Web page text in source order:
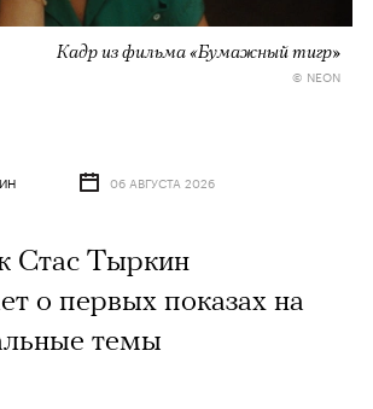
Кадр из фильма «Бумажный тигр»
© NEON
06 АВГУСТА 2026
Стас Тыркин
о первых показах на
темы